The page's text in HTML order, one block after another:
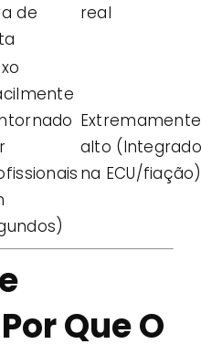
de
real
Extremamente
alto (Integrado
na ECU/fiação)
Que O